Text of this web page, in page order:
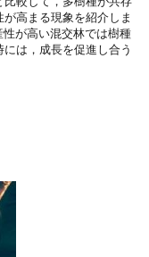
高まる現象を紹介しま
が高い混交林では樹種
は，成長を促進し合う